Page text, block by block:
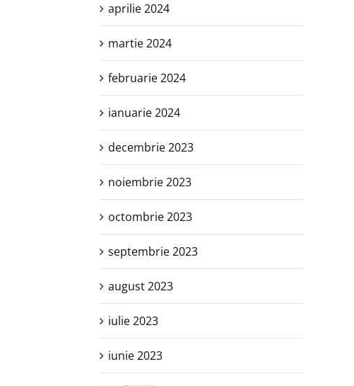
aprilie 2024
martie 2024
februarie 2024
ianuarie 2024
decembrie 2023
noiembrie 2023
octombrie 2023
septembrie 2023
august 2023
iulie 2023
iunie 2023